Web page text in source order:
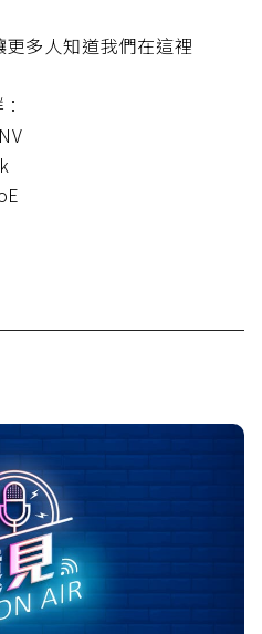
多人知道我們在這裡
：